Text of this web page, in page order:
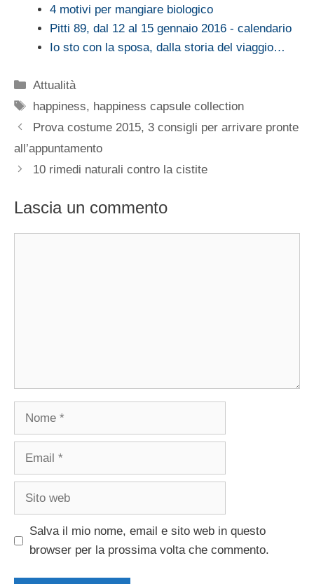
4 motivi per mangiare biologico
Pitti 89, dal 12 al 15 gennaio 2016 - calendario
Io sto con la sposa, dalla storia del viaggio…
Categorie
Attualità
Tag
happiness, happiness capsule collection
Prova costume 2015, 3 consigli per arrivare pronte
all’appuntamento
10 rimedi naturali contro la cistite
Lascia un commento
Nome
Email
Sito
Salva il mio nome, email e sito web in questo
browser per la prossima volta che commento.